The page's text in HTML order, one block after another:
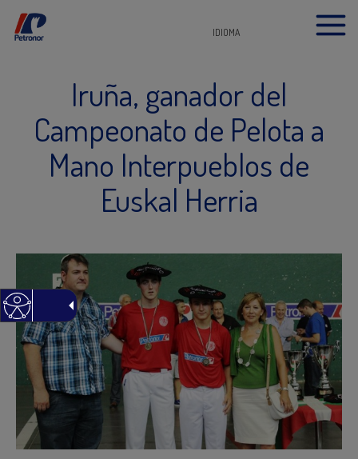
IDIOMA
Iruña, ganador del
Campeonato de Pelota a
Mano Interpueblos de
Euskal Herria